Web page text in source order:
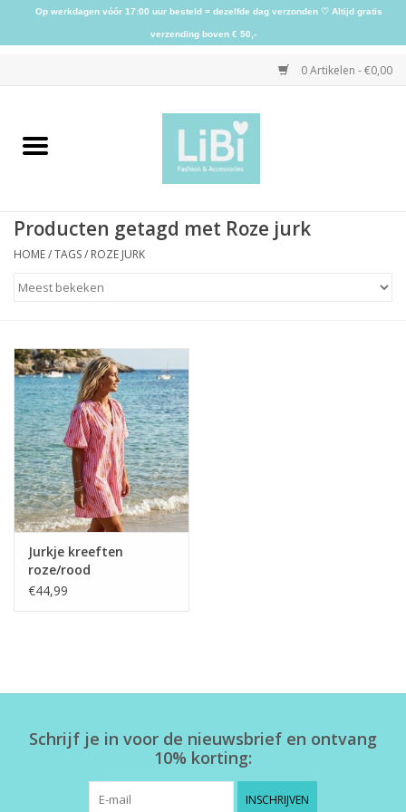
0 Artikelen - €0,00
Home
Schoenen
Sieraden
Accessoires
Home deco
SALE
Herensokken
Producten getagd met Roze jurk
HOME/TAGS/ ROZE JURK
Jurkje kreeften
roze/rood
€44,99
Schrijf je in voor de nieuwsbrief en ontvang
10% korting:
INSCHRIJVEN
Op werkdagen vóór 17:00 uur besteld = dezelfde dag verzonden ♡ Altijd gratis
verzending boven € 50,-